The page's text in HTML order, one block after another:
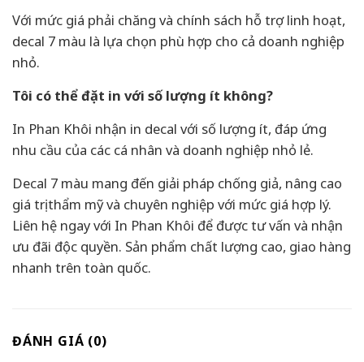
Với mức giá phải chăng và chính sách hỗ trợ linh hoạt,
decal 7 màu là lựa chọn phù hợp cho cả doanh nghiệp
nhỏ.
Tôi có thể đặt in với số lượng ít không?
In Phan Khôi nhận in decal với số lượng ít, đáp ứng
nhu cầu của các cá nhân và doanh nghiệp nhỏ lẻ.
Decal 7 màu mang đến giải pháp chống giả, nâng cao
giá trị thẩm mỹ và chuyên nghiệp với mức giá hợp lý.
Liên hệ ngay với In Phan Khôi để được tư vấn và nhận
ưu đãi độc quyền. Sản phẩm chất lượng cao, giao hàng
nhanh trên toàn quốc.
ĐÁNH GIÁ (0)